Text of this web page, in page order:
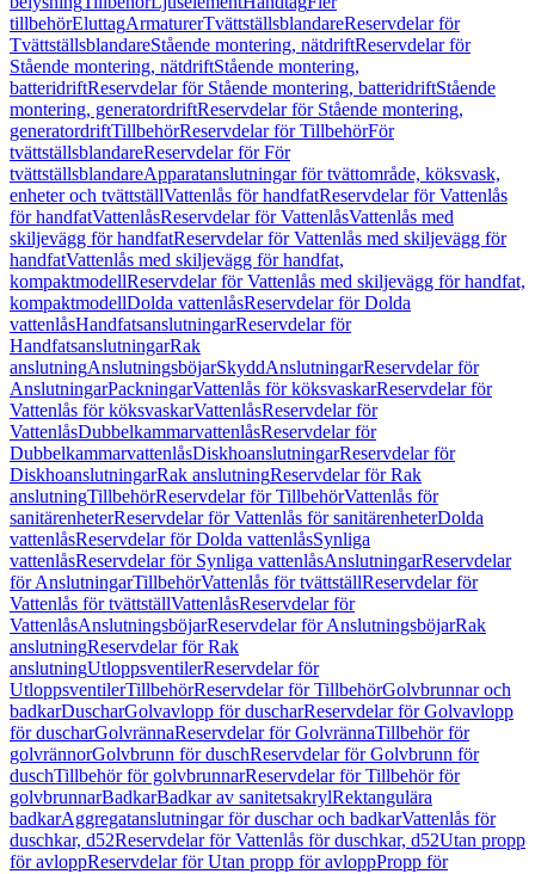
tillbehörEluttagArmaturerTvättställsblandareReservdelar för
TvättställsblandareStående montering, nätdriftReservdelar för
Stående montering, nätdriftStående montering,
batteridriftReservdelar för Stående montering, batteridriftStående
montering, generatordriftReservdelar för Stående montering,
generatordriftTillbehörReservdelar för TillbehörFör
tvättställsblandareReservdelar för För
tvättställsblandareApparatanslutningar för tvättområde, köksvask,
enheter och tvättställVattenlås för handfatReservdelar för Vattenlås
för handfatVattenlåsReservdelar för VattenlåsVattenlås med
skiljevägg för handfatReservdelar för Vattenlås med skiljevägg för
handfatVattenlås med skiljevägg för handfat,
kompaktmodellReservdelar för Vattenlås med skiljevägg för handfat,
kompaktmodellDolda vattenlåsReservdelar för Dolda
vattenlåsHandfatsanslutningarReservdelar för
HandfatsanslutningarRak
anslutningAnslutningsböjarSkyddAnslutningarReservdelar för
AnslutningarPackningarVattenlås för köksvaskarReservdelar för
Vattenlås för köksvaskarVattenlåsReservdelar för
VattenlåsDubbelkammarvattenlåsReservdelar för
DubbelkammarvattenlåsDiskhoanslutningarReservdelar för
DiskhoanslutningarRak anslutningReservdelar för Rak
anslutningTillbehörReservdelar för TillbehörVattenlås för
sanitärenheterReservdelar för Vattenlås för sanitärenheterDolda
vattenlåsReservdelar för Dolda vattenlåsSynliga
vattenlåsReservdelar för Synliga vattenlåsAnslutningarReservdelar
för AnslutningarTillbehörVattenlås för tvättställReservdelar för
Vattenlås för tvättställVattenlåsReservdelar för
VattenlåsAnslutningsböjarReservdelar för AnslutningsböjarRak
anslutningReservdelar för Rak
anslutningUtloppsventilerReservdelar för
UtloppsventilerTillbehörReservdelar för TillbehörGolvbrunnar och
badkarDuscharGolvavlopp för duscharReservdelar för Golvavlopp
för duscharGolvrännaReservdelar för GolvrännaTillbehör för
golvrännorGolvbrunn för duschReservdelar för Golvbrunn för
duschTillbehör för golvbrunnarReservdelar för Tillbehör för
golvbrunnarBadkarBadkar av sanitetsakrylRektangulära
badkarAggregatanslutningar för duschar och badkarVattenlås för
duschkar, d52Reservdelar för Vattenlås för duschkar, d52Utan propp
för avloppReservdelar för Utan propp för avloppPropp för